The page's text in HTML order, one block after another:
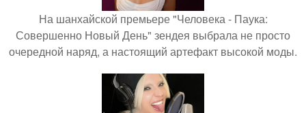
На шанхайской премьере "Человека - Паука:
Совершенно Новый День" зендея выбрала не просто
очередной наряд, а настоящий артефакт высокой моды.